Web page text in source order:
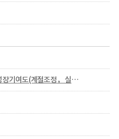
경제활동별 성장기여도(계절조정， 실질， 분기)